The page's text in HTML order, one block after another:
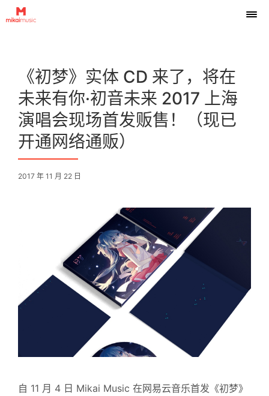
《初梦》实体 CD 来了，将在
未来有你·初音未来 2017 上海
演唱会现场首发贩售！（现已
开通网络通贩）
2017 年 11 月 22 日
自 11 月 4 日 Mikai Music 在网易云音乐首发《初梦》